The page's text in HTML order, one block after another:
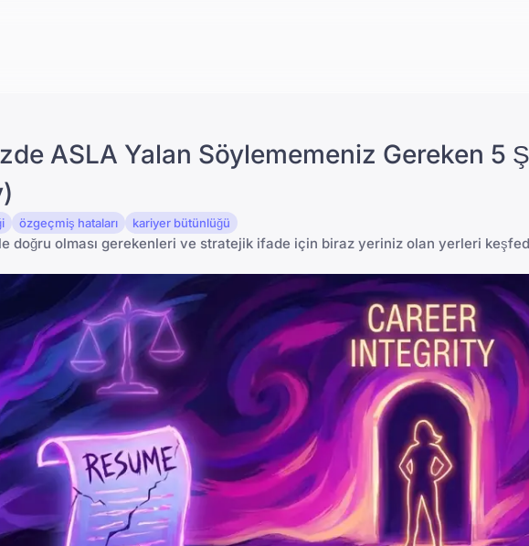
ASLA Yalan Söylememeniz Gereken 5
özgeçmiş hataları kariyer bütünlüğü
doğru olması gerekenleri ve stratejik ifade için biraz yeriniz olan yerleri